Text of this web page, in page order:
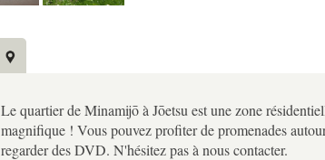
Le quartier de Minamijō à Jōetsu est une zone
magnifique ! Vous pouvez profiter de promenades
regarder des DVD. N'hésitez pas à nous contacter.